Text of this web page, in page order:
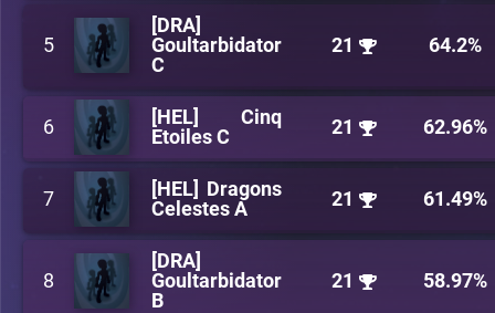
5
[DRA]
Goultarbidator
C
21 64.2%
6
[HEL] Cinq
Etoiles C
21 62.96%
7
[HEL] Dragons
Celestes A
21 61.49%
8
[DRA]
Goultarbidator
B
21 58.97%